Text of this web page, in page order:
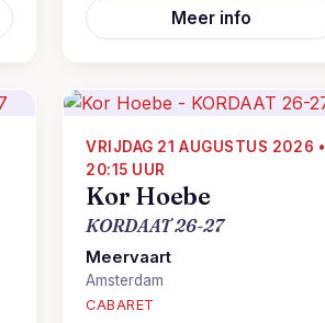
Meer info
VRIJDAG 21 AUGUSTUS 2026 •
20:15 UUR
Kor Hoebe
KORDAAT 26-27
Meervaart
Amsterdam
CABARET